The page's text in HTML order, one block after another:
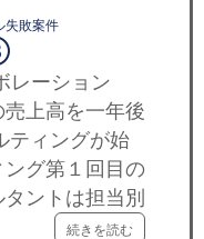
失敗案件
ーション
上高を一年後
ティングが始
ング第１回目の
ントは担当別
続きを読む